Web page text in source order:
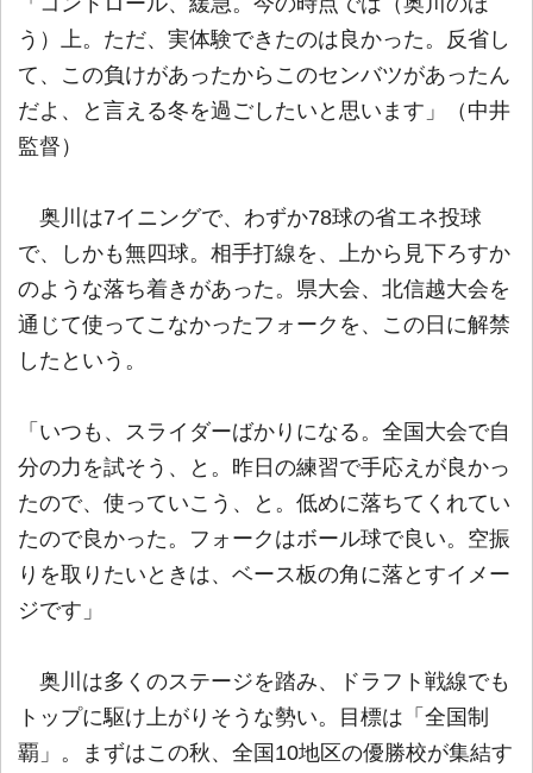
う）上。ただ、実体験できたのは良かった。反省し
て、この負けがあったからこのセンバツがあったん
だよ、と言える冬を過ごしたいと思います」（中井
監督）
奥川は7イニングで、わずか78球の省エネ投球
で、しかも無四球。相手打線を、上から見下ろすか
のような落ち着きがあった。県大会、北信越大会を
通じて使ってこなかったフォークを、この日に解禁
したという。
「いつも、スライダーばかりになる。全国大会で自
分の力を試そう、と。昨日の練習で手応えが良かっ
たので、使っていこう、と。低めに落ちてくれてい
たので良かった。フォークはボール球で良い。空振
りを取りたいときは、ベース板の角に落とすイメー
ジです」
奥川は多くのステージを踏み、ドラフト戦線でも
トップに駆け上がりそうな勢い。目標は「全国制
覇」。まずはこの秋、全国10地区の優勝校が集結す